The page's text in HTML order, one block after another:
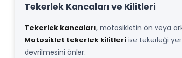
Tekerlek Kancaları ve Kilitleri
Tekerlek kancaları, motosikletin ön veya
Motosiklet tekerlek kilitleri ise tekerleği
devrilmesini önler.